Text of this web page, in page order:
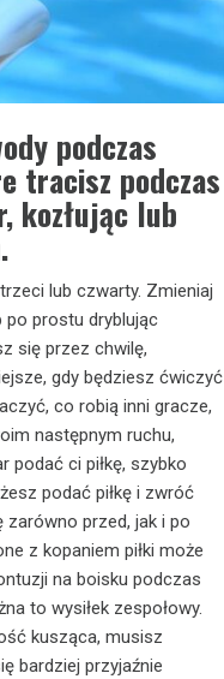
podczas
tracisz podczas
kozłując lub
lub czwarty. Zmieniaj
po prostu dryblując
się przez chwilę,
gdy będziesz ćwiczyć
co robią inni gracze,
następnym ruchu,
podać ci piłkę, szybko
podać piłkę i zwróć
zarówno przed, jak i po
z kopaniem piłki może
na boisku podczas
to wysiłek zespołowy.
kusząca, musisz
bardziej przyjaźnie